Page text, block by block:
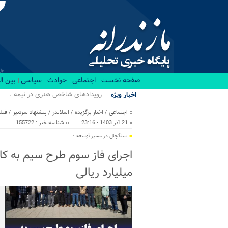
صفحه نخست اجتماعی حوادث سیاسی بین
اخبار ویژه رویدادهای شاخص هنری در نیمه نخست
اجتماعی / اخبار برگزیده / اسلایدر / پیشنهاد سردبیر /
21 آذر 1403 - 23:16
شناسه خبر : 155722
سنگچال در مسیر توسعه ؛
میلیارد ریالی